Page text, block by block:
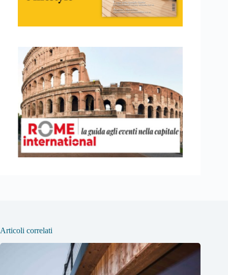
Articoli correlati